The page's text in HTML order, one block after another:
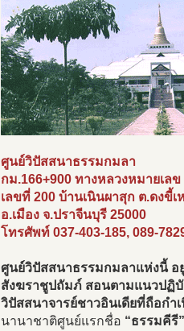
ศูนย์วิปัสสนาธรรมกมลา
กม.166+900 ทางหลวงหมายเล
เลขที่ 200 บ้านเนินผาสุก ต.ดงขี้เ
อ.เมือง จ.ปราจีนบุรี 25000
โทรศัพท์ 037-403-185, 089-
ศูนย์วิปัสสนาธรรมกมลาแห่งนี้ อ
สังฆราชูปถัมภ์ สอนตามแนวปฏิบั
วิปัสสนาจารย์ชาวอินเดียที่ถือกำ
นานาชาติศูนย์แรกชื่อ “ธรรมคีรี”